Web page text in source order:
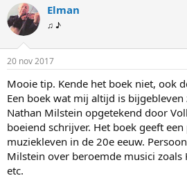
Elman
♫ ♪
20 nov 2017
Mooie tip. Kende het boek niet, ook
Een boek wat mij altijd is
Nathan Milstein opgetekend door
boeiend schrijver. Het boek geeft
muziekleven in de 20e eeuw.
Milstein over beroemde musici zoals
etc.